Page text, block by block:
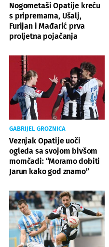
Nogometaši Opatije kreću
s pripremama, Ušalj,
Furijan i Mađarić prva
proljetna pojačanja
GABRIJEL GROZNICA
Veznjak Opatije uoči
ogleda sa svojom bivšom
momčadi: “Moramo dobiti
Jarun kako god znamo”